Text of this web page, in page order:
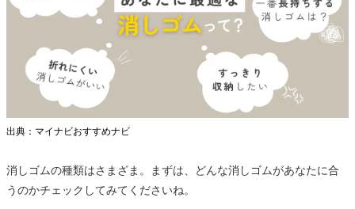
出典：マイナビおすすめナビ
消しゴムの種類はさまざま。まずは、どんな消しゴムがあなたに合
うのかチェックしてみてくださいね。